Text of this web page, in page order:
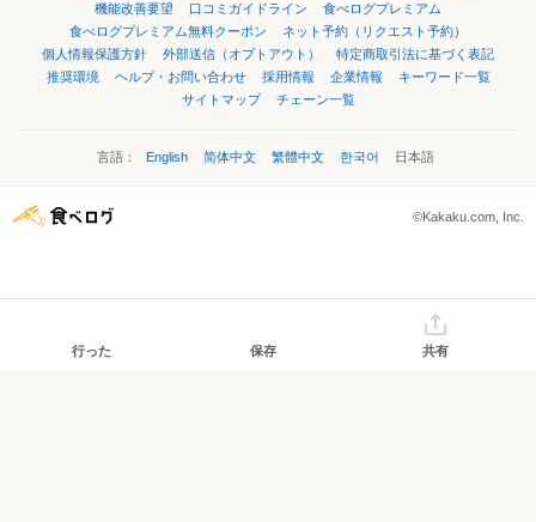
機能改善要望
口コミガイドライン
食べログプレミアム
食べログプレミアム無料クーポン
ネット予約（リクエスト予約）
個人情報保護方針
外部送信（オプトアウト）
特定商取引法に基づく表記
推奨環境
ヘルプ・お問い合わせ 採用情報 企業情報
キーワード一覧
サイトマップ
チェーン一覧
言語： English 简体中文 繁體中文 한국어 日本語
©Kakaku.com, Inc.
行った 保存 共有